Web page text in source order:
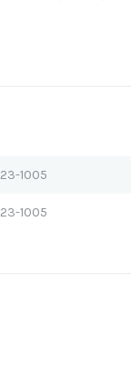
1005
1005